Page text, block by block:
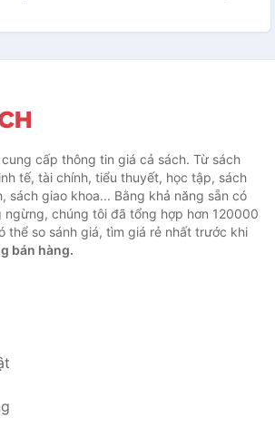
cấp thông tin giá cả sách. Từ sách
tế, tài chính, tiểu thuyết, học tập, sách
sách giao khoa... Bằng khả năng sẵn có
chúng tôi đã tổng hợp hơn 120000
thể so sánh giá, tìm giá rẻ nhất trước khi
bán hàng.